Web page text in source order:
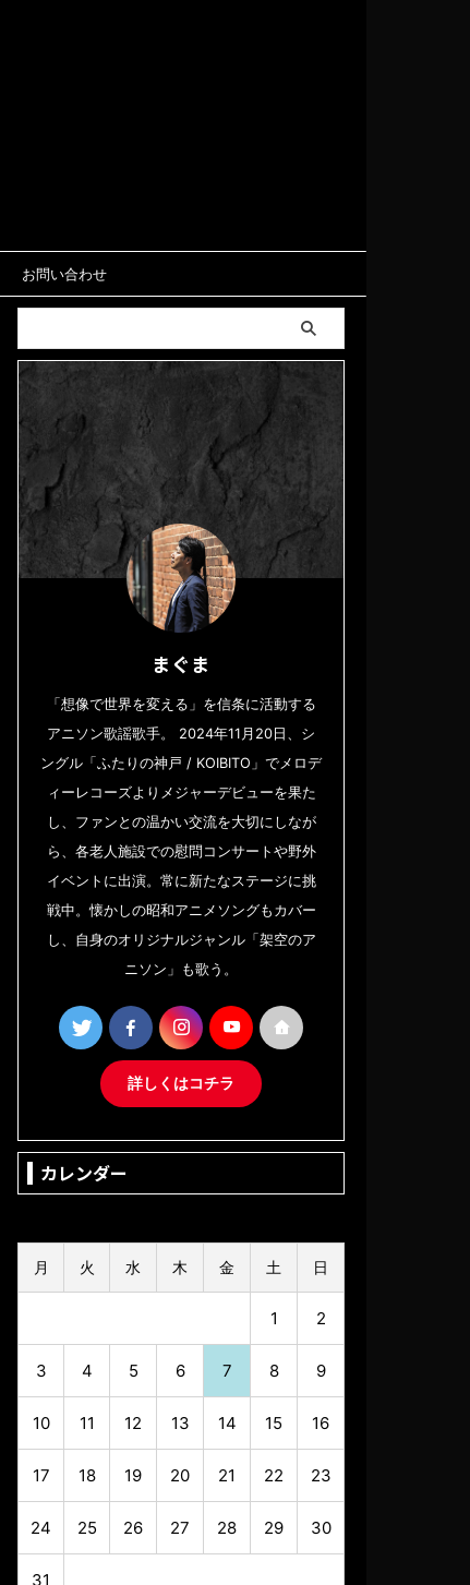
お問い合わせ
まぐま
「想像で世界を変える」を信条に活動する
アニソン歌謡歌手。 2024年11月20日、シ
ングル「ふたりの神戸 / KOIBITO」でメロデ
ィーレコーズよりメジャーデビューを果た
し、ファンとの温かい交流を大切にしなが
ら、各老人施設での慰問コンサートや野外
イベントに出演。常に新たなステージに挑
戦中。懐かしの昭和アニメソングもカバー
し、自身のオリジナルジャンル「架空のア
ニソン」も歌う。
詳しくはコチラ
カレンダー
月 火 水 木 金 土 日
1 2
3 4 5 6 7 8 9
10 11 12 13 14 15 16
17 18 19 20 21 22 23
24 25 26 27 28 29 30
31